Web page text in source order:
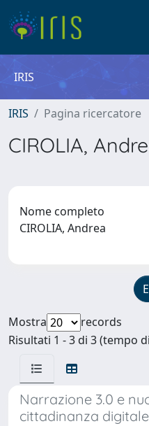
IRIS
IRIS Pagina ricercatore
CIROLIA,
Nome completo
CIROLIA, Andrea
Mostra
records
Risultati 1 - 3 di 3 (tempo
Narrazione 3.0 e
cittadinanza